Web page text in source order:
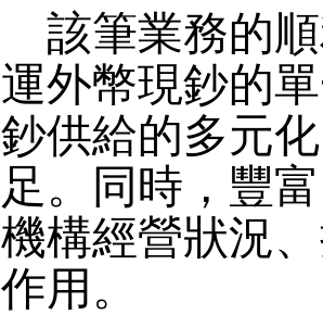
該筆業務的
運外幣現鈔的
鈔供給的多元
足。
同時，豐
機構經營狀況
作用。